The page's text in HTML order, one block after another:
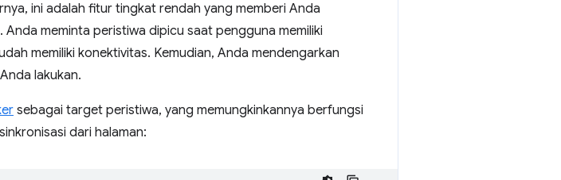
ini adalah fitur tingkat rendah yang memberi Anda
meminta peristiwa dipicu saat pengguna memiliki
memiliki konektivitas. Kemudian, Anda mendengarkan
lakukan.
sebagai target peristiwa, yang memungkinkannya berfungsi
dari halaman: